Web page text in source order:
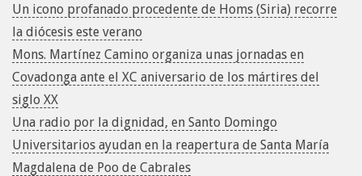
Un icono profanado procedente de Homs (Siria) recorre
la diócesis este verano
Mons. Martínez Camino organiza unas jornadas en
Covadonga ante el XC aniversario de los mártires del
siglo XX
Una radio por la dignidad, en Santo Domingo
Universitarios ayudan en la reapertura de Santa María
Magdalena de Poo de Cabrales